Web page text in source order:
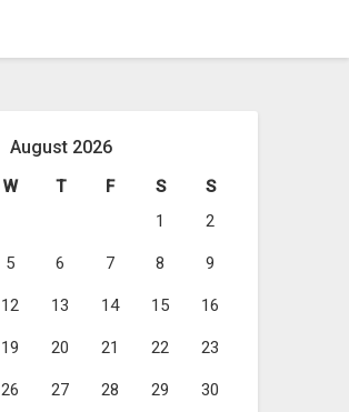
August 2026
W T F S
S
1
2
5 6 7 8 9
12 13 14 15 16
19 20 21 22 23
26 27 28 29 30